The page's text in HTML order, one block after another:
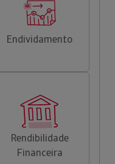
Endividamento
Rendibilidade
Financeira